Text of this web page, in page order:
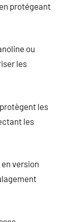
protégeant
ou
les
les
les
version